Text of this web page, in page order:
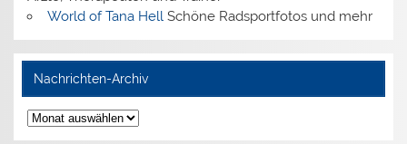
World of Tana Hell Schöne Radsportfotos und mehr
Nachrichten-Archiv
Nachrichten-
Archiv